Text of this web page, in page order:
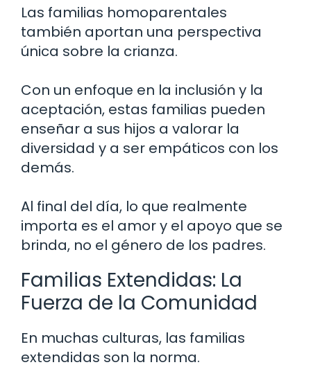
Las familias homoparentales
también aportan una perspectiva
única sobre la crianza.
Con un enfoque en la inclusión y la
aceptación, estas familias pueden
enseñar a sus hijos a valorar la
diversidad y a ser empáticos con los
demás.
Al final del día, lo que realmente
importa es el amor y el apoyo que se
brinda, no el género de los padres.
Familias Extendidas: La
Fuerza de la Comunidad
En muchas culturas, las familias
extendidas son la norma.